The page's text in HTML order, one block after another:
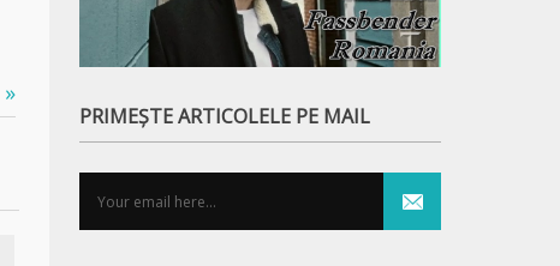
»
PRIMEȘTE ARTICOLELE PE MAIL